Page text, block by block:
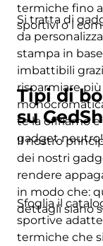
termiche fino
sportivi o i
Si tratta di
da
stampa in
imbattibili
risparmiare
te la offriamo
gadget neutro!
Tipi di
su
Il nostro
dei nostri
rendere
in modo che:
dettagli siano
Sfoglia il
sportive
termiche che